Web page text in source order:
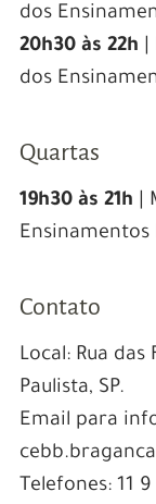
dos
20h30 às 22h
dos
Quartas
19h30 às 21h |
Ensinamentos
Contato
Local: Rua das
Paulista, SP.
Email para
Telefones: 11